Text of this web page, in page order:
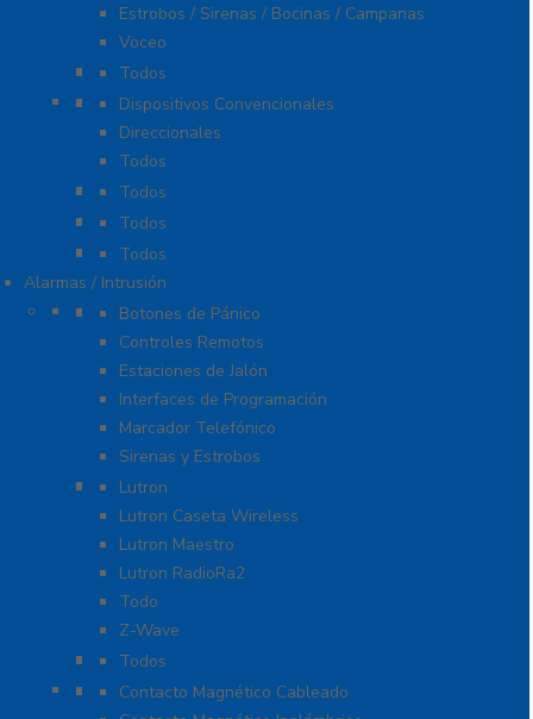
Estrobos / Sirenas / Bocinas / Campanas
Voceo
Señalamientos
Todos
Paneles de Incendio
Dispositivos Convencionales
Direccionales
Todos
Probadores
Todos
Protección Contra Sobretensiones
Todos
Cables
Todos
Alarmas / Intrusión
Accesorios
Botones de Pánico
Controles Remotos
Estaciones de Jalón
Interfaces de Programación
Marcador Telefónico
Sirenas y Estrobos
Automatización – Casa Inteligente
Lutron
Lutron Caseta Wireless
Lutron Maestro
Lutron RadioRa2
Todo
Z-Wave
Cables
Todos
Contactos Magnéticos
Contacto Magnético Cableado